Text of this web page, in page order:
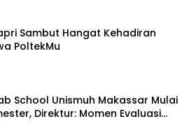
Sambut Hangat Kehadiran
PoltekMu
School Unismuh Makassar Mulai
Direktur: Momen Evaluasi